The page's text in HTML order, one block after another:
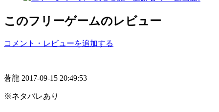
このフリーゲームのレビュー
コメント・レビューを追加する
蒼龍 2017-09-15 20:49:53
※ネタバレあり